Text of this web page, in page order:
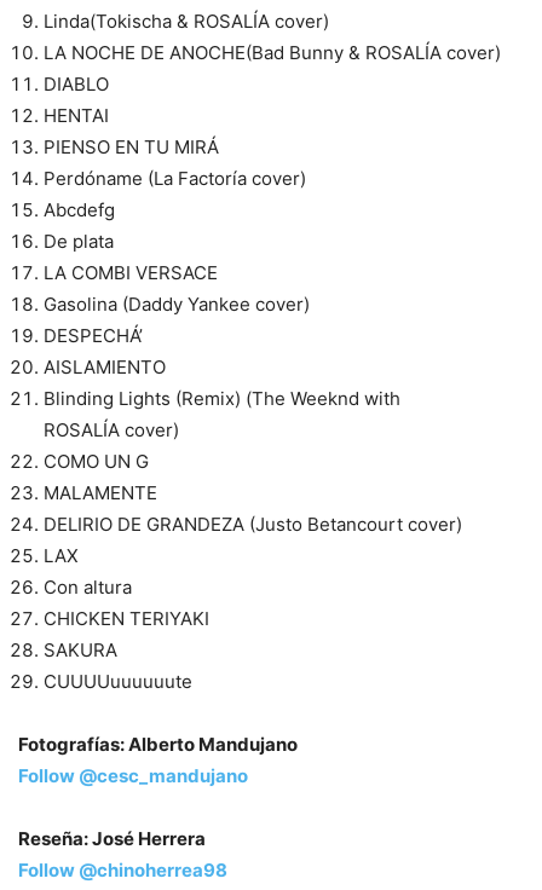
Linda(Tokischa & ROSALÍA cover)
LA NOCHE DE ANOCHE(Bad Bunny & ROSALÍA cover)
DIABLO
HENTAI
PIENSO EN TU MIRÁ
Perdóname (La Factoría cover)
Abcdefg
De plata
LA COMBI VERSACE
Gasolina (Daddy Yankee cover)
DESPECHÁ’
AISLAMIENTO
Blinding Lights (Remix) (The Weeknd with
ROSALÍA cover)
COMO UN G
MALAMENTE
DELIRIO DE GRANDEZA (Justo Betancourt cover)
LAX
Con altura
CHICKEN TERIYAKI
SAKURA
CUUUUuuuuuute
Fotografías: Alberto Mandujano
Follow @cesc_mandujano
Reseña: José Herrera
Follow @chinoherrea98